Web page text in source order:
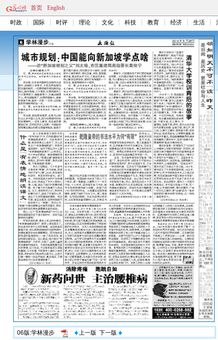
首页 English
时政 国际 时评 理论 文化 科技 教育 经济 生活
06版:学林漫步 上一版 下一版